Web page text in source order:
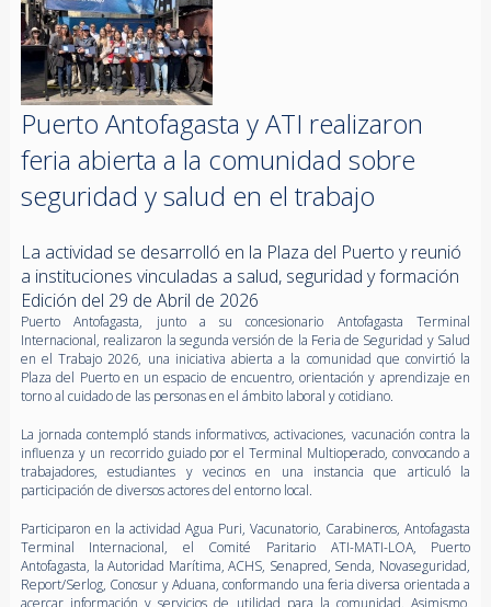
Puerto Antofagasta y ATI realizaron
feria abierta a la comunidad sobre
seguridad y salud en el trabajo
La actividad se desarrolló en la Plaza del Puerto y reunió
a instituciones vinculadas a salud, seguridad y formación
Edición del 29 de Abril de 2026
Puerto Antofagasta, junto a su concesionario Antofagasta Terminal
Internacional, realizaron la segunda versión de la Feria de Seguridad y Salud
en el Trabajo 2026, una iniciativa abierta a la comunidad que convirtió la
Plaza del Puerto en un espacio de encuentro, orientación y aprendizaje en
torno al cuidado de las personas en el ámbito laboral y cotidiano.
La jornada contempló stands informativos, activaciones, vacunación contra la
influenza y un recorrido guiado por el Terminal Multioperado, convocando a
trabajadores, estudiantes y vecinos en una instancia que articuló la
participación de diversos actores del entorno local.
Participaron en la actividad Agua Puri, Vacunatorio, Carabineros, Antofagasta
Terminal Internacional, el Comité Paritario ATI-MATI-LOA, Puerto
Antofagasta, la Autoridad Marítima, ACHS, Senapred, Senda, Novaseguridad,
Report/Serlog, Conosur y Aduana, conformando una feria diversa orientada a
acercar información y servicios de utilidad para la comunidad. Asimismo,